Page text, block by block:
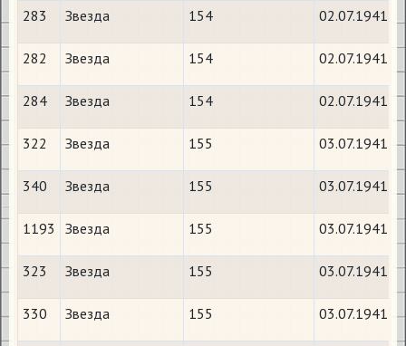
283 Звезда 154 02.07.1941
282 Звезда 154 02.07.1941
284 Звезда 154 02.07.1941
322 Звезда 155 03.07.1941
340 Звезда 155 03.07.1941
1193 Звезда 155 03.07.1941
323 Звезда 155 03.07.1941
330 Звезда 155 03.07.1941